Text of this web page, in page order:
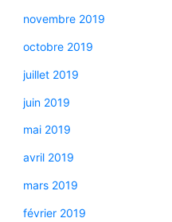
novembre 2019
octobre 2019
juillet 2019
juin 2019
mai 2019
avril 2019
mars 2019
février 2019